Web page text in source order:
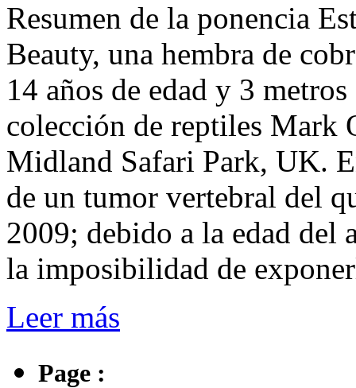
Resumen de la ponencia
Beauty, una hembra de
14 años de edad y 3
colección de reptiles Mark
Midland Safari Park, UK.
de un tumor vertebral del
2009; debido a la edad del
la imposibilidad de
Leer más
Page :